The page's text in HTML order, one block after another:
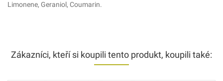
Limonene, Geraniol, Coumarin.
Zákazníci, kteří si koupili tento produkt, koupili také: